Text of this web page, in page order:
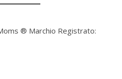
® Marchio Registrato: